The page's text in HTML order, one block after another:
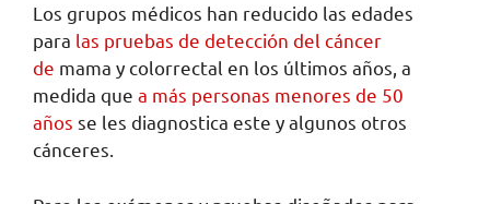
Los grupos médicos han reducido las edades
para las pruebas de detección del cáncer
de mama y colorrectal en los últimos años, a
medida que a más personas menores de 50
años se les diagnostica este y algunos otros
cánceres.